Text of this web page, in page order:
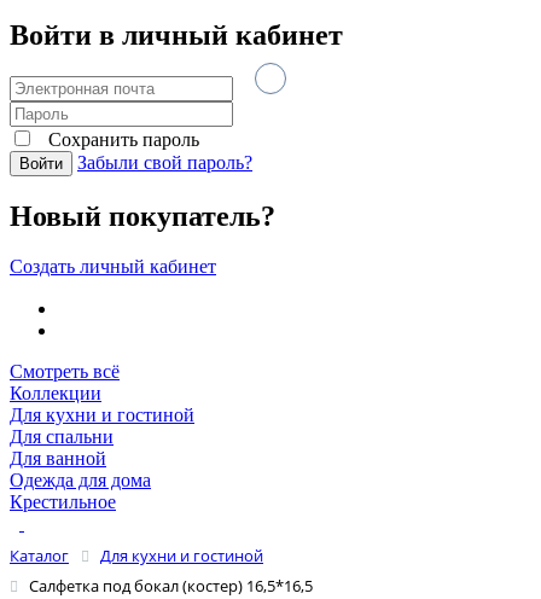
Войти в личный кабинет
Сохранить пароль
Войти Забыли свой пароль?
Новый покупатель?
Создать личный кабинет
Смотреть всё
Коллекции
Для кухни и гостиной
Для спальни
Для ванной
Одежда для дома
Крестильное
Каталог
Для кухни и гостиной
Салфетка под бокал (костер) 16,5*16,5